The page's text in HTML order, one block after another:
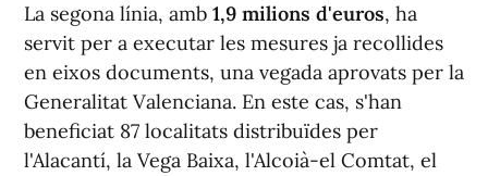
La segona línia, amb 1,9 milions d'euros, ha
servit per a executar les mesures ja recollides
en eixos documents, una vegada aprovats per la
Generalitat Valenciana. En este cas, s'han
beneficiat 87 localitats distribuïdes per
l'Alacantí, la Vega Baixa, l'Alcoià-el Comtat, el